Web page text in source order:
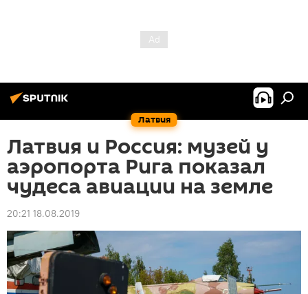
Латвия
Латвия и Россия: музей у
аэропорта Рига показал
чудеса авиации на земле
20:21 18.08.2019